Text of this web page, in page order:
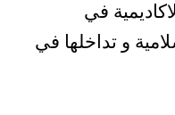
في
و تداخلها في